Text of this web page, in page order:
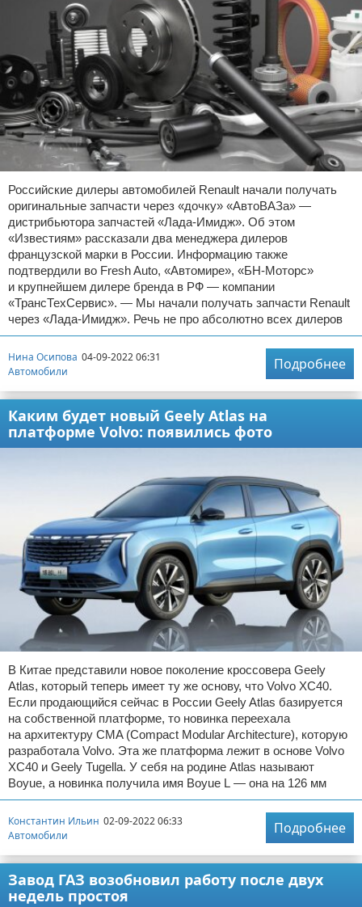
Российские дилеры автомобилей Renault начали получать
оригинальные запчасти через «дочку» «АвтоВАЗа» —
дистрибьютора запчастей «Лада-Имидж». Об этом
«Известиям» рассказали два менеджера дилеров
французской марки в России. Информацию также
подтвердили во Fresh Auto, «Автомире», «БН-Моторс»
и крупнейшем дилере бренда в РФ — компании
«ТрансТехСервис». — Мы начали получать запчасти Renault
через «Лада-Имидж». Речь не про абсолютно всех дилеров
Нина Осипова 04-09-2022 06:31
Автомобили
Подробнее
Каким будет новый Geely Atlas на
платформе Volvo: появились фото
В Китае представили новое поколение кроссовера Geely
Atlas, который теперь имеет ту же основу, что Volvo XC40.
Если продающийся сейчас в России Geely Atlas базируется
на собственной платформе, то новинка переехала
на архитектуру CMA (Compact Modular Architecture), которую
разработала Volvo. Эта же платформа лежит в основе Volvo
XC40 и Geely Tugella. У себя на родине Atlas называют
Boyue, а новинка получила имя Boyue L — она на 126 мм
Константин Ильин 02-09-2022 06:33
Автомобили
Подробнее
Завод ГАЗ возобновил работу после двух
недель простоя